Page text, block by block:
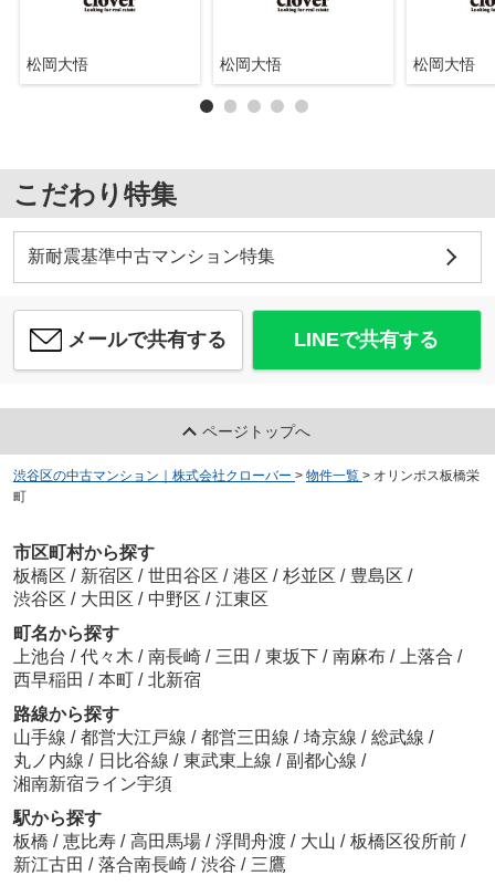
松岡大悟 松岡大悟 松岡大悟
こだわり特集
新耐震基準中古マンション特集
メールで共有する LINEで共有する
ページトップへ
渋谷区の中古マンション｜株式会社クローバー > 物件一覧 > オリンポス板橋栄
町
市区町村から探す
板橋区 / 新宿区 / 世田谷区 / 港区 / 杉並区 / 豊島区 /
渋谷区 / 大田区 / 中野区 / 江東区
町名から探す
上池台 / 代々木 / 南長崎 / 三田 / 東坂下 / 南麻布 / 上落合 /
西早稲田 / 本町 / 北新宿
路線から探す
山手線 / 都営大江戸線 / 都営三田線 / 埼京線 / 総武線 /
丸ノ内線 / 日比谷線 / 東武東上線 / 副都心線 /
湘南新宿ライン宇須
駅から探す
板橋 / 恵比寿 / 高田馬場 / 浮間舟渡 / 大山 / 板橋区役所前 /
新江古田 / 落合南長崎 / 渋谷 / 三鷹